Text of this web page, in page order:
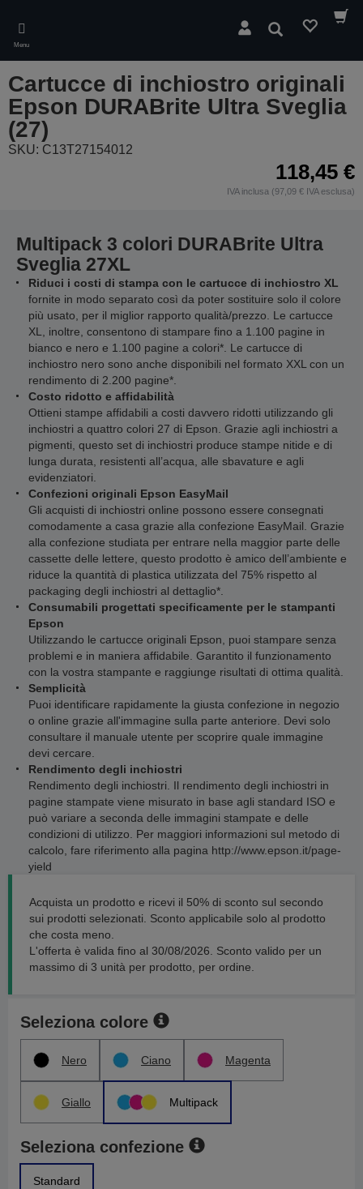
main
content
Menu
Cerca
Cartucce di inchiostro originali
Epson DURABrite Ultra Sveglia
(27)
SKU: C13T27154012
118,45 €
IVA inclusa (97,09 € IVA esclusa)
Multipack 3 colori DURABrite Ultra
Sveglia 27XL
Riduci i costi di stampa con le cartucce di inchiostro XL
fornite in modo separato così da poter sostituire solo il colore
più usato, per il miglior rapporto qualità/prezzo. Le cartucce
XL, inoltre, consentono di stampare fino a 1.100 pagine in
bianco e nero e 1.100 pagine a colori*. Le cartucce di
inchiostro nero sono anche disponibili nel formato XXL con un
rendimento di 2.200 pagine*.
Costo ridotto e affidabilità
Ottieni stampe affidabili a costi davvero ridotti utilizzando gli
inchiostri a quattro colori 27 di Epson. Grazie agli inchiostri a
pigmenti, questo set di inchiostri produce stampe nitide e di
lunga durata, resistenti all’acqua, alle sbavature e agli
evidenziatori.
Confezioni originali Epson EasyMail
Gli acquisti di inchiostri online possono essere consegnati
comodamente a casa grazie alla confezione EasyMail. Grazie
alla confezione studiata per entrare nella maggior parte delle
cassette delle lettere, questo prodotto è amico dell’ambiente e
riduce la quantità di plastica utilizzata del 75% rispetto al
packaging degli inchiostri al dettaglio*.
Consumabili progettati specificamente per le stampanti
Epson
Utilizzando le cartucce originali Epson, puoi stampare senza
problemi e in maniera affidabile. Garantito il funzionamento
con la vostra stampante e raggiunge risultati di ottima qualità.
Semplicità
Puoi identificare rapidamente la giusta confezione in negozio
o online grazie all'immagine sulla parte anteriore. Devi solo
consultare il manuale utente per scoprire quale immagine
devi cercare.
Rendimento degli inchiostri
Rendimento degli inchiostri. Il rendimento degli inchiostri in
pagine stampate viene misurato in base agli standard ISO e
può variare a seconda delle immagini stampate e delle
condizioni di utilizzo. Per maggiori informazioni sul metodo di
calcolo, fare riferimento alla pagina http://www.epson.it/page-
yield
Acquista un prodotto e ricevi il 50% di sconto sul secondo
sui prodotti selezionati. Sconto applicabile solo al prodotto
che costa meno.
L'offerta è valida fino al 30/08/2026. Sconto valido per un
massimo di 3 unità per prodotto, per ordine.
Seleziona colore
Nero Ciano Magenta
Giallo Multipack
Seleziona confezione
Standard